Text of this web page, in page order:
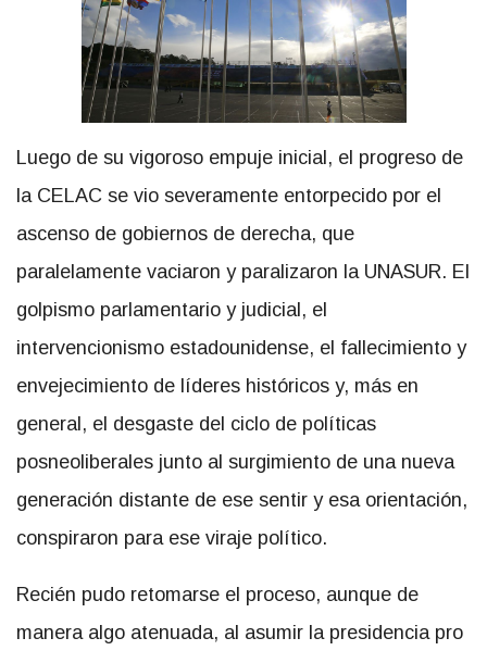
Luego de su vigoroso empuje inicial, el progreso de
la CELAC se vio severamente entorpecido por el
ascenso de gobiernos de derecha, que
paralelamente vaciaron y paralizaron la UNASUR. El
golpismo parlamentario y judicial, el
intervencionismo estadounidense, el fallecimiento y
envejecimiento de líderes históricos y, más en
general, el desgaste del ciclo de políticas
posneoliberales junto al surgimiento de una nueva
generación distante de ese sentir y esa orientación,
conspiraron para ese viraje político.
Recién pudo retomarse el proceso, aunque de
manera algo atenuada, al asumir la presidencia pro